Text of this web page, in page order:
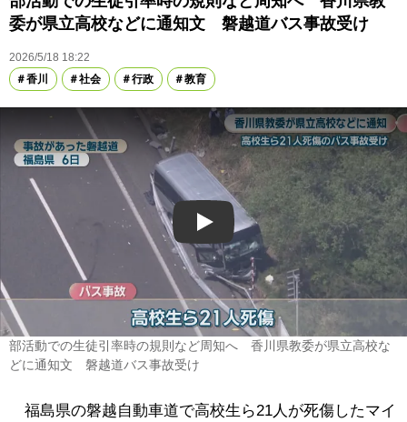
委が県立高校などに通知文 磐越道バス事故受け
2026/5/18 18:22
香川
社会 行政 教育
Play
部活動での生徒引率時の規則など周知へ 香川県教委が県立高校な
どに通知文 磐越道バス事故受け
福島県の磐越自動車道で高校生ら21人が死傷したマイ